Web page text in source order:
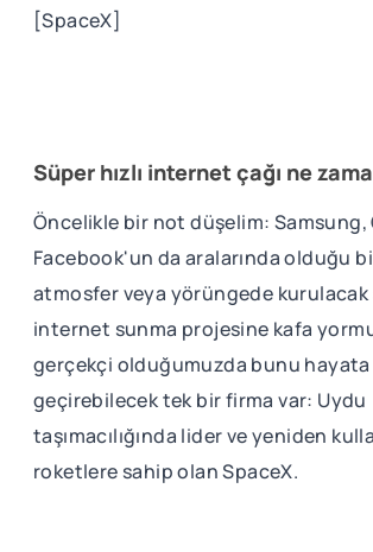
[SpaceX]
Süper hızlı internet çağı ne
Öncelikle bir not düşelim: Samsung,
Facebook'un da aralarında olduğu
atmosfer veya yörüngede
internet sunma projesine kafa
gerçekçi olduğumuzda bunu hayata
geçirebilecek tek bir firma var: Uydu
taşımacılığında lider ve yeniden
roketlere sahip olan SpaceX.